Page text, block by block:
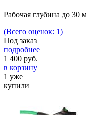
Рабочая глубина до 30
(Всего оценок: 1)
Под заказ
подробнее
1 400 руб.
в корзину
1 уже
купили